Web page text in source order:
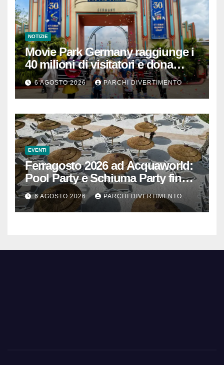
NOTIZIE
Movie Park Germany raggiunge i
40 milioni di visitatori e dona
40.000 euro
6 AGOSTO 2026 PARCHI DIVERTIMENTO
EVENTI
Ferragosto 2026 ad Acquaworld:
Pool Party e Schiuma Party fino a
mezzanotte
6 AGOSTO 2026 PARCHI DIVERTIMENTO